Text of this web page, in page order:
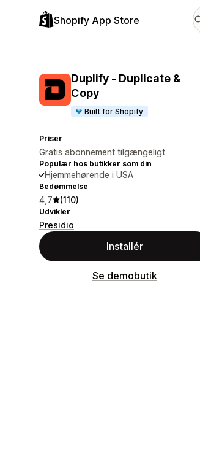
Shopify App Store
Duplify ‑ Duplicate &
Copy
Built for Shopify
Priser
Gratis abonnement tilgængeligt
Populær hos butikker som din
Hjemmehørende i USA
Bedømmelse
4,7 (110)
Udvikler
Presidio
Installér
Se demobutik